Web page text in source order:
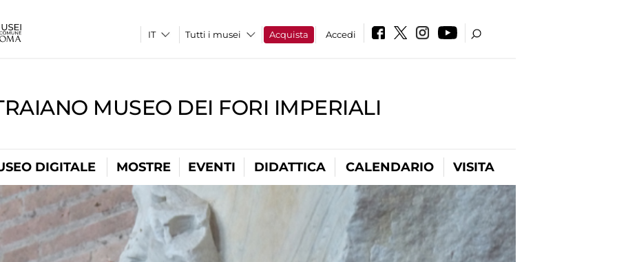
Tutti i musei Acquista Accedi
MUSEO DEI FORI IMPERIALI
DIGITALE MOSTRE EVENTI DIDATTICA CALENDARIO VISITA